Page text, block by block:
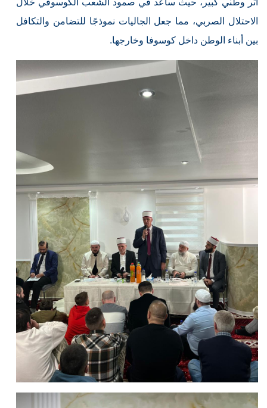
الاحتلال الصربي، مما جعل الجاليات نموذجًا للتضامن والتكافل
بين أبناء الوطن داخل كوسوفا وخارجها.